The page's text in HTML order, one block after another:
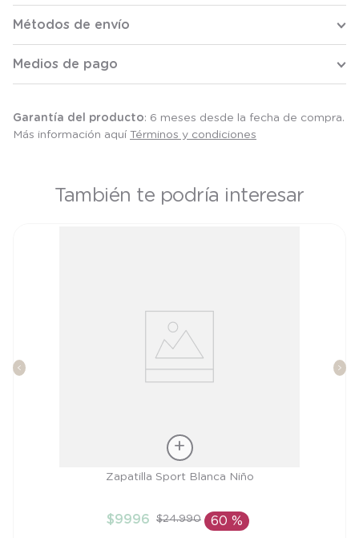
Métodos de envío
Medios de pago
Garantía del producto: 6 meses desde la fecha de compra.
Más información aquí Términos y condiciones
También te podría interesar
AÑADIR AL CARRITO
Zapatilla Sport Blanca Niño
$9996 $24.990 60 %